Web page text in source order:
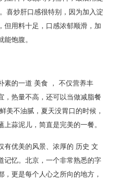
喜炒肝口感很特别，因为加入淀
但用料十足，口感浓郁顺滑，加
饱腹。
素的一道 美食 ， 不仅营养丰
，热量不高，还可以当做减脂餐
美不油腻，夏天没胃口的时候，
蒜泥儿，简直是完美的一餐。
有优美的风景、浓厚的 历史 文
记忆。北京，一个非常熟悉的字
，更是每个人心之所向的地方，